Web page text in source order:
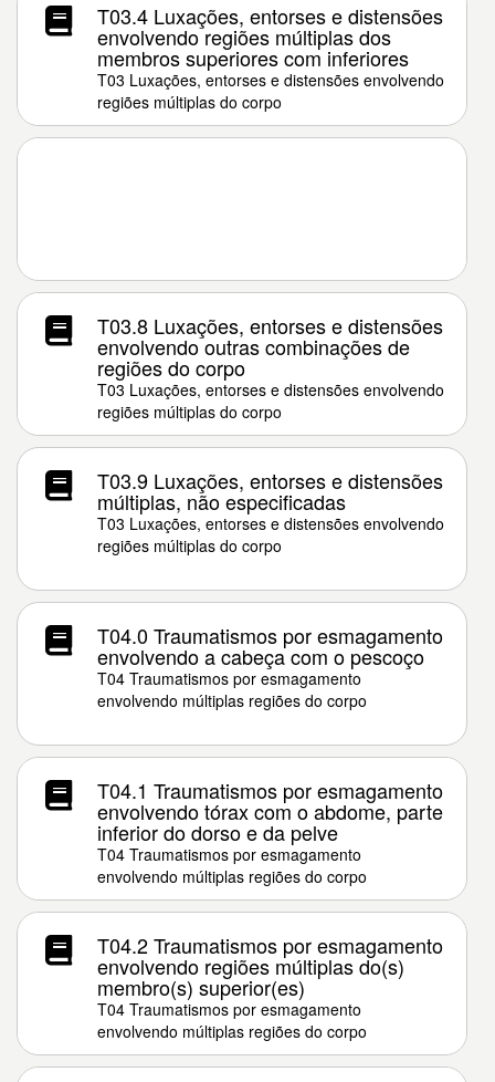
T03.4 Luxações, entorses e distensões
envolvendo regiões múltiplas dos
membros superiores com inferiores
T03 Luxações, entorses e distensões envolvendo
regiões múltiplas do corpo
T03.8 Luxações, entorses e distensões
envolvendo outras combinações de
regiões do corpo
T03 Luxações, entorses e distensões envolvendo
regiões múltiplas do corpo
T03.9 Luxações, entorses e distensões
múltiplas, não especificadas
T03 Luxações, entorses e distensões envolvendo
regiões múltiplas do corpo
T04.0 Traumatismos por esmagamento
envolvendo a cabeça com o pescoço
T04 Traumatismos por esmagamento
envolvendo múltiplas regiões do corpo
T04.1 Traumatismos por esmagamento
envolvendo tórax com o abdome, parte
inferior do dorso e da pelve
T04 Traumatismos por esmagamento
envolvendo múltiplas regiões do corpo
T04.2 Traumatismos por esmagamento
envolvendo regiões múltiplas do(s)
membro(s) superior(es)
T04 Traumatismos por esmagamento
envolvendo múltiplas regiões do corpo